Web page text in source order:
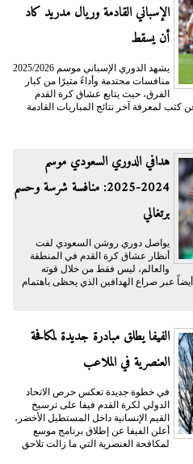
الإسباني القادمة وريال مدريد كاد
أن يسقط
يشهد الدوري الإسباني موسم 2025/2026
منافسات محتدمة وأداءً مثيرًا من كبار
الفرق، حيث يتابع عشاق كرة القدم
كثب لمعرفة آخر نتائج المباريات القادمة
هدافي الدوري السعودي موسم
2024-2025: منافسة شرسة وحسم
برتغالي
يواصل دوري روشن السعودي لفت
أنظار عشاق كرة القدم في المنطقة
والعالم، ليس فقط من خلال قوته
عبر صراع الهدافين الذي يحظى باهتمام
الفيفا يطلق مبادرة جديدة لمكافحة
العنصرية في الملاعب
في خطوة جديدة تعكس حرص الاتحاد
الدولي لكرة القدم فيفا على ترسيخ
القيم الإنسانية داخل المستطيل الأخضر،
أعلن الفيفا عن إطلاق برنامج موسع
لمكافحة العنصرية التي ما زالت تلاحق